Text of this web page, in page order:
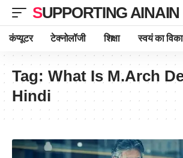
SUPPORTING AINAIN
कंप्यूटर टेक्नोलॉजी शिक्षा स्वयं का
Tag: What Is M.Arch
Hindi